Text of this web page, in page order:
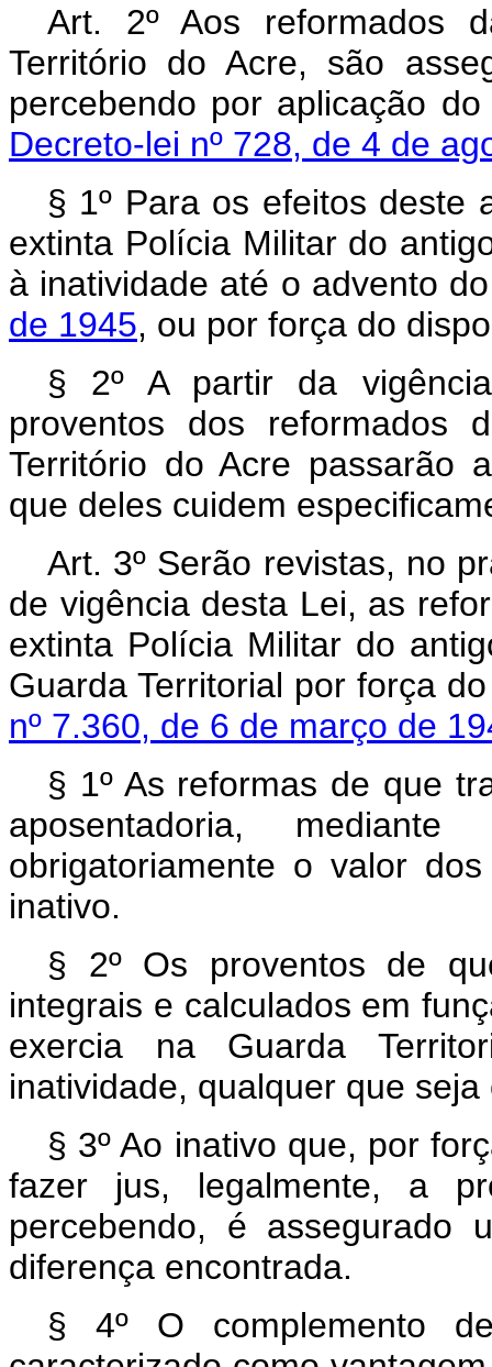
Art. 2º Aos reformados
Território do Acre, são
percebendo por aplicação
Decreto-lei nº 728, de 4 de
§ 1º Para os efeitos deste
extinta Polícia Militar do
à inatividade até o advento
de 1945, ou por força do
§ 2º A partir da
proventos dos reformados
Território do Acre passarão
que deles cuidem
Art. 3º Serão revistas, no
de vigência desta Lei, as
extinta Polícia Militar do
Guarda Territorial por força
nº 7.360, de 6 de março de
§ 1º As reformas de que
aposentadoria,
obrigatoriamente o valor
inativo.
§ 2º Os proventos de
integrais e calculados em
exercia na Guarda
inatividade, qualquer que
§ 3º Ao inativo que, por
fazer jus, legalmente, a
percebendo, é assegurado
diferença encontrada.
§ 4º O complemento